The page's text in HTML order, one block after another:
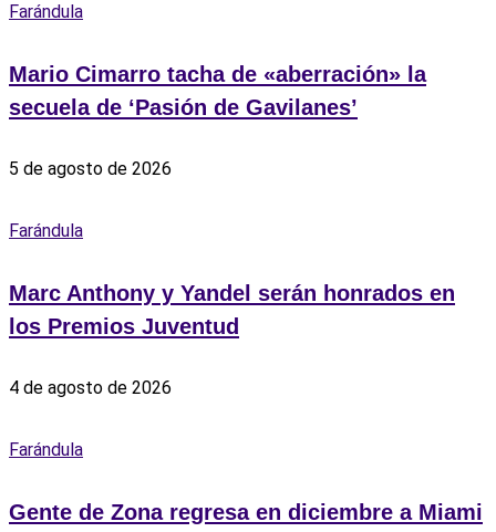
Farándula
Mario Cimarro tacha de «aberración» la
secuela de ‘Pasión de Gavilanes’
5 de agosto de 2026
Farándula
Marc Anthony y Yandel serán honrados en
los Premios Juventud
4 de agosto de 2026
Farándula
Gente de Zona regresa en diciembre a Miami